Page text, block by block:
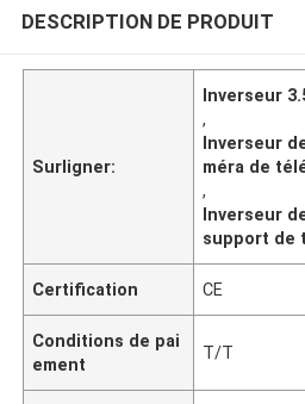
DESCRIPTION DE PRODUIT
Surligner:
Inverseur
,
Inverseur
méra de
,
Inverseur
support de
Certification CE
Conditions de pai
ement
T/T